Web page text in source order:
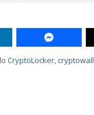
CryptoLocker,cryptowall